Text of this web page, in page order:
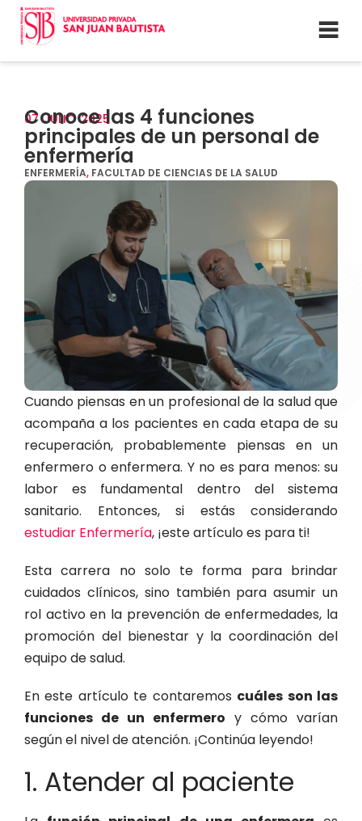
07 JULIO 2025
Conoce las 4 funciones
principales de un personal de
enfermería
ENFERMERÍA, FACULTAD DE CIENCIAS DE LA SALUD
Cuando piensas en un profesional de la salud que
acompaña a los pacientes en cada etapa de su
recuperación, probablemente piensas en un
enfermero o enfermera. Y no es para menos: su
labor es fundamental dentro del sistema
sanitario. Entonces, si estás considerando
estudiar Enfermería, ¡este artículo es para ti!
Esta carrera no solo te forma para brindar
cuidados clínicos, sino también para asumir un
rol activo en la prevención de enfermedades, la
promoción del bienestar y la coordinación del
equipo de salud.
En este artículo te contaremos cuáles son las
funciones de un enfermero y cómo varían
según el nivel de atención. ¡Continúa leyendo!
1. Atender al paciente